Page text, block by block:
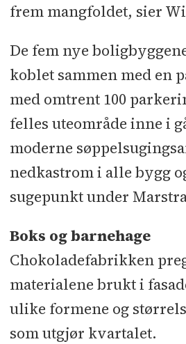
frem mangfoldet, sier
De fem nye
koblet sammen med en
med omtrent 100
felles uteområde inne i
moderne
nedkastrom i alle bygg
sugepunkt under
Boks og barnehage
Chokoladefabrikken
materialene brukt i
ulike formene og
som utgjør kvartalet.